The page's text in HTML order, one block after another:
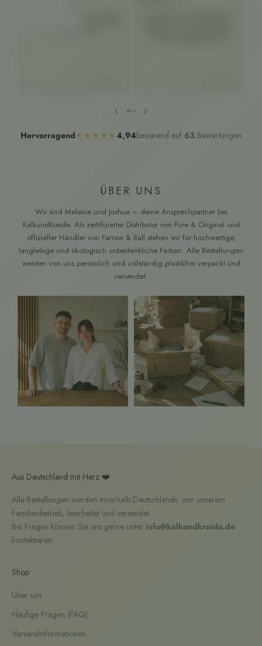
‹ ›
Hervorragend★★★★★ 4,94basierend auf 63 Bewertungen
ÜBER UNS
Wir sind Melanie und Joshua – deine Ansprechpartner bei
KalkundKreide. Als zertifizierter Distributor von Pure & Original und
offizieller Händler von Farrow & Ball stehen wir für hochwertige,
langlebige und ökologisch unbedenkliche Farben. Alle Bestellungen
werden von uns persönlich und vollständig plastikfrei verpackt und
versendet.
Aus Deutschland mit Herz ❤️
Alle Bestellungen werden innerhalb Deutschlands, von unserem
Familienbetrieb, bearbeitet und versendet.
Bei Fragen können Sie uns gerne unter info@kalkundkreide.de
kontaktieren.
Shop
Über uns
Häufige Fragen (FAQ)
Versandinformationen